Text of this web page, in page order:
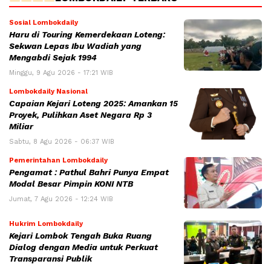
Sosial Lombokdaily
Haru di Touring Kemerdekaan Loteng:
Sekwan Lepas Ibu Wadiah yang
Mengabdi Sejak 1994
Minggu, 9 Agu 2026 - 17:21 WIB
Lombokdaily Nasional
Capaian Kejari Loteng 2025: Amankan 15
Proyek, Pulihkan Aset Negara Rp 3
Miliar
Sabtu, 8 Agu 2026 - 06:37 WIB
Pemerintahan Lombokdaily
Pengamat : Pathul Bahri Punya Empat
Modal Besar Pimpin KONI NTB
Jumat, 7 Agu 2026 - 12:24 WIB
Hukrim Lombokdaily
Kejari Lombok Tengah Buka Ruang
Dialog dengan Media untuk Perkuat
Transparansi Publik